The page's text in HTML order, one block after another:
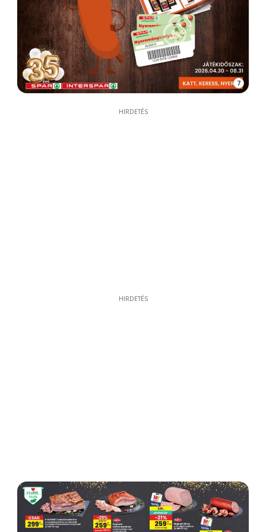
7
HIRDETÉS
HIRDETÉS